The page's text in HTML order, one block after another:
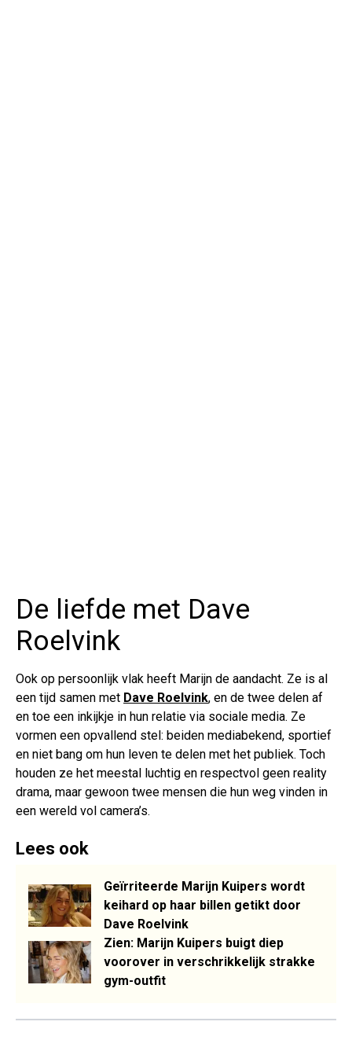
De liefde met Dave
Roelvink
Ook op persoonlijk vlak heeft Marijn de aandacht. Ze is al
een tijd samen met Dave Roelvink, en de twee delen af
en toe een inkijkje in hun relatie via sociale media. Ze
vormen een opvallend stel: beiden mediabekend, sportief
en niet bang om hun leven te delen met het publiek. Toch
houden ze het meestal luchtig en respectvol geen reality
drama, maar gewoon twee mensen die hun weg vinden in
een wereld vol camera’s.
Lees ook
Geïrriteerde Marijn Kuipers wordt
keihard op haar billen getikt door
Dave Roelvink
Zien: Marijn Kuipers buigt diep
voorover in verschrikkelijk strakke
gym-outfit